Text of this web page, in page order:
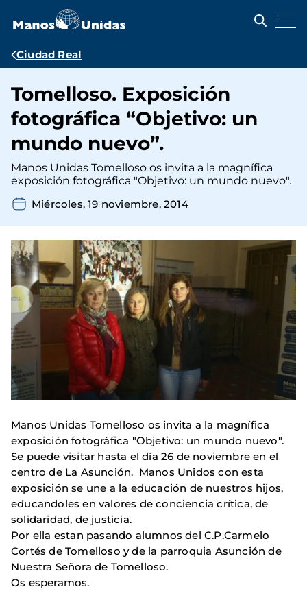
contenido
Ruta
navegación
Ciudad Real
Tomelloso. Exposición
fotográfica “Objetivo: un
mundo nuevo”.
Manos Unidas Tomelloso os invita a la magnífica
exposición fotográfica "Objetivo: un mundo nuevo".
Miércoles, 19 noviembre, 2014
Manos Unidas Tomelloso os invita a la magnífica
exposición fotográfica "Objetivo: un mundo nuevo".
Se puede visitar hasta el día 26 de noviembre en el
centro de La Asunción. Manos Unidos con esta
exposición se une a la educación de nuestros hijos,
educandoles en valores de conciencia crítica, de
solidaridad, de justicia.
Por ella estan pasando alumnos del C.P.Carmelo
Cortés de Tomelloso y de la parroquia Asunción de
Nuestra Señora de Tomelloso.
Os esperamos.